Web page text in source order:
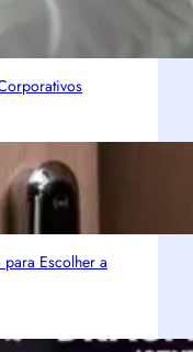
Escolher a